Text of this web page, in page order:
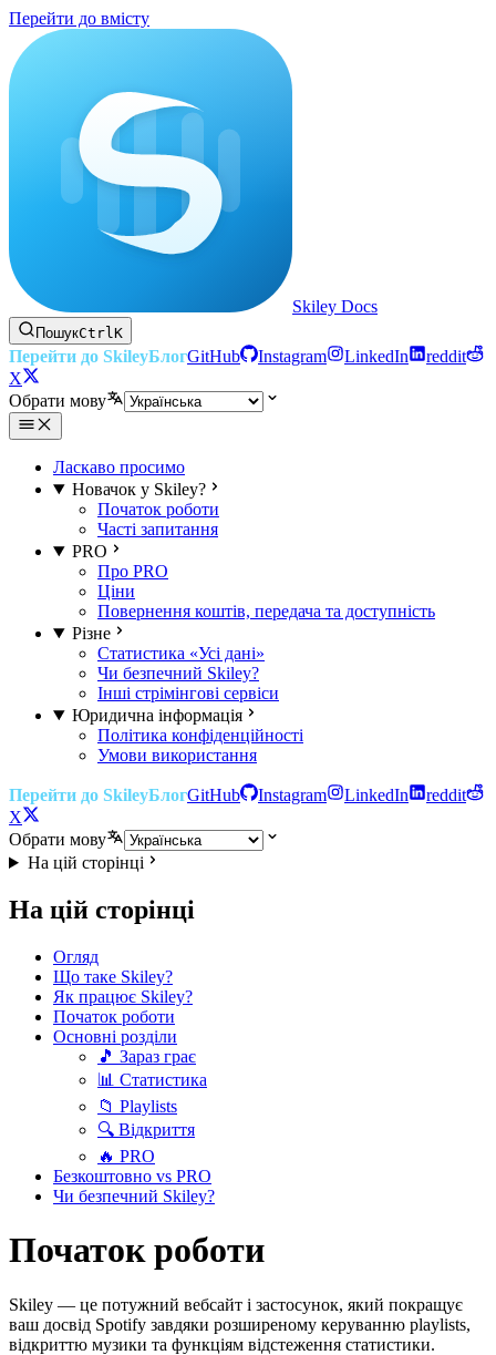
Перейти до вмісту
Skiley Docs
ПошукCtrlK
Перейти до SkileyБлогGitHub Instagram LinkedIn
reddit
X
Обрати мову
Ласкаво просимо
Новачок у Skiley?
Початок роботи
Часті запитання
PRO
Про PRO
Ціни
Повернення коштів, передача та доступність
Різне
Статистика «Усі дані»
Чи безпечний Skiley?
Інші стрімінгові сервіси
Юридична інформація
Політика конфіденційності
Умови використання
Перейти до SkileyБлогGitHub Instagram LinkedIn
reddit
X
Обрати мову
На цій сторінці
На цій сторінці
Огляд
Що таке Skiley?
Як працює Skiley?
Початок роботи
Основні розділи
🎵 Зараз грає
📊 Статистика
📁 Playlists
🔍 Відкриття
🔥 PRO
Безкоштовно vs PRO
Чи безпечний Skiley?
Початок роботи
Skiley — це потужний вебсайт і застосунок, який покращує
ваш досвід Spotify завдяки розширеному керуванню playlists,
відкриттю музики та функціям відстеження статистики.